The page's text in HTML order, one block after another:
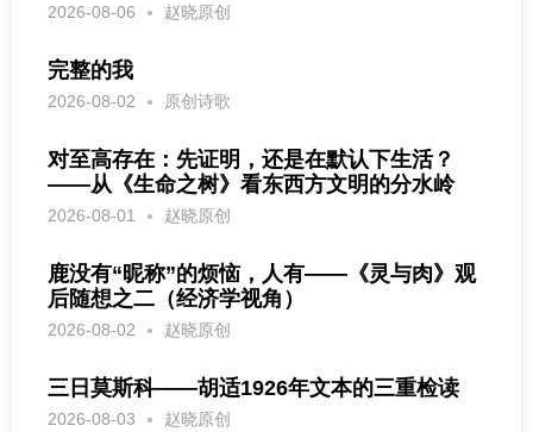
2026-08-06 赵晓原创
完整的我
2026-08-02 原创诗歌
对至高存在：先证明，还是在默认下生活？
——从《生命之树》看东西方文明的分水岭
2026-08-01 赵晓原创
鹿没有“昵称”的烦恼，人有——《灵与肉》观
后随想之二（经济学视角）
2026-08-02 赵晓原创
三日莫斯科——胡适1926年文本的三重检读
2026-08-03 赵晓原创